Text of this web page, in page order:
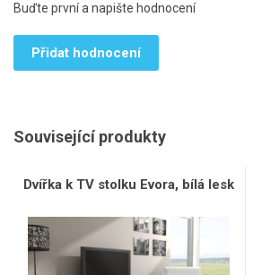
Buďte první a napište hodnocení
Přidat hodnocení
Související produkty
Dvířka k TV stolku Evora, bílá lesk